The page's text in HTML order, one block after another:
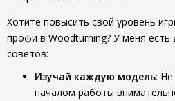
Хотите повысить свой уровень
профи в Woodturning? У меня есть
советов:
Изучай каждую модель:
началом работы